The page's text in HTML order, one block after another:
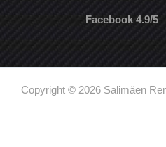
Facebook 4.9/5
Copyright © 2026 Salimäen